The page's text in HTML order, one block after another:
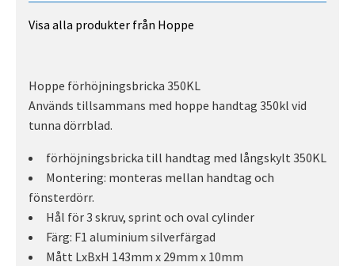
Visa alla produkter från Hoppe
Hoppe förhöjningsbricka 350KL
Används tillsammans med hoppe handtag 350kl vid
tunna dörrblad.
förhöjningsbricka till handtag med långskylt 350KL
Montering: monteras mellan handtag och
fönsterdörr.
Hål för 3 skruv, sprint och oval cylinder
Färg: F1 aluminium silverfärgad
Mått LxBxH 143mm x 29mm x 10mm